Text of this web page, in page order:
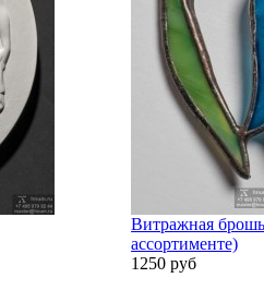
Витражная
ассортименте)
1250 руб